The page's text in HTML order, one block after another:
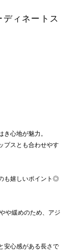
ィネートス
心地が魅力。
プスとも合わせやす
も嬉しいポイント◎
や緩めのため、アジ
安心感がある長さで